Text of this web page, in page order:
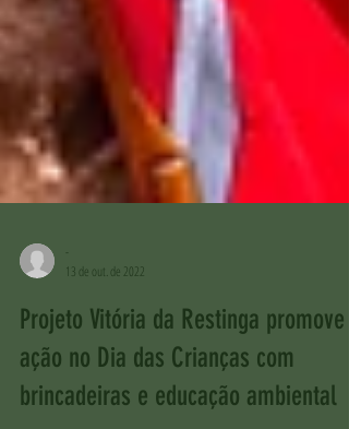
-
13 de out. de 2022
Projeto Vitória da Restinga promove
ação no Dia das Crianças com